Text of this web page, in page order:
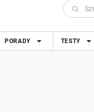
PORADY TESTY